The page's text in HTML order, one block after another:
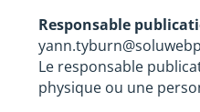
Responsable
Le responsable
physique ou une